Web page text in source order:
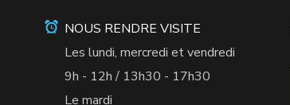
NOUS RENDRE VISITE
Les lundi, mercredi et vendredi
9h - 12h / 13h30 - 17h30
Le mardi